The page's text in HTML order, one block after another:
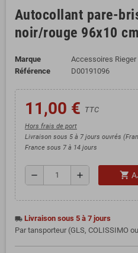
Autocollant pare-
noir/rouge 96x10 cm
Marque
Accessoires Rieger
Référence
D00191096
11,00 € TTC
Hors frais de port
Livraison sous 5 à 7 jours ouvrés
France sous 7 à 14 jours
remove add shopping_cart
local_shipping Livraison sous 5 à 7 jours
Par tansporteur (GLS, COLISSIMO